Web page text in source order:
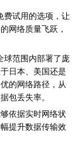
费试用的选项，让
网络质量飞跃，
球范围内部署了庞
日本、美国还是
的网络路径，从
包丢失率。
依据实时网络状
提升数据传输效